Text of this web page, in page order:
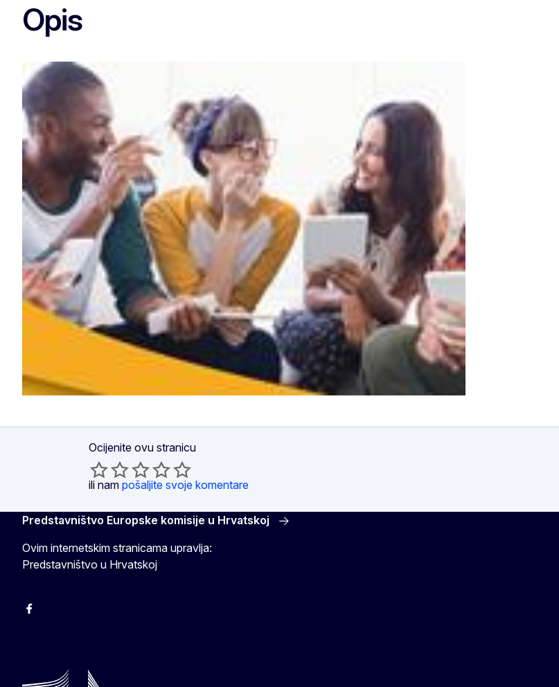
Opis
Ocijenite ovu stranicu
ili nam pošaljite svoje komentare
Predstavništvo Europske komisije u Hrvatskoj
Ovim internetskim stranicama upravlja:
Predstavništvo u Hrvatskoj
Facebook